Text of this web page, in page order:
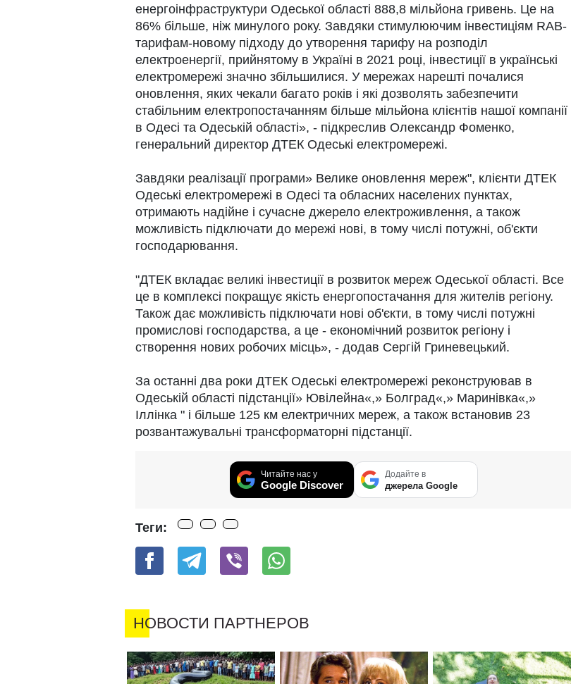
енергоінфраструктури Одеської області 888,8 мільйона гривень. Це на
86% більше, ніж минулого року. Завдяки стимулюючим інвестиціям RAB-
тарифам-новому підходу до утворення тарифу на розподіл
електроенергії, прийнятому в Україні в 2021 році, інвестиції в українські
електромережі значно збільшилися. У мережах нарешті почалися
оновлення, яких чекали багато років і які дозволять забезпечити
стабільним електропостачанням більше мільйона клієнтів нашої компанії
в Одесі та Одеській області», - підкреслив Олександр Фоменко,
генеральний директор ДТЕК Одеські електромережі.
Завдяки реалізації програми» Велике оновлення мереж", клієнти ДТЕК
Одеські електромережі в Одесі та обласних населених пунктах,
отримають надійне і сучасне джерело електроживлення, а також
можливість підключати до мережі нові, в тому числі потужні, об'єкти
господарювання.
"ДТЕК вкладає великі інвестиції в розвиток мереж Одеської області. Все
це в комплексі покращує якість енергопостачання для жителів регіону.
Також дає можливість підключати нові об'єкти, в тому числі потужні
промислові господарства, а це - економічний розвиток регіону і
створення нових робочих місць», - додав Сергій Гриневецький.
За останні два роки ДТЕК Одеські електромережі реконструював в
Одеській області підстанції» Ювілейна«,» Болград«,» Маринівка«,»
Іллінка " і більше 125 км електричних мереж, а також встановив 23
розвантажувальні трансформаторні підстанції.
Читайте нас у
Google Discover
Додайте в
джерела Google
Теги: